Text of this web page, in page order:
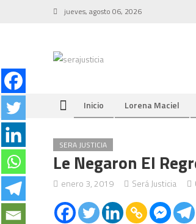
jueves, agosto 06, 2026
Inicio Lorena Maciel
SERA JUSTICIA
Le Negaron El
enero 3, 2019 Será Justicia